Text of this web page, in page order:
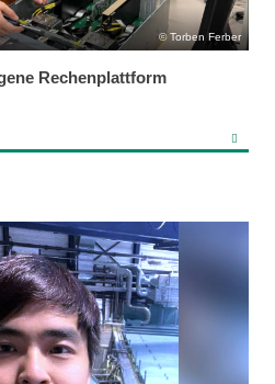
Torben Ferber
Rechenplattform